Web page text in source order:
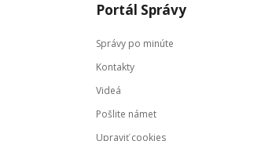
Portál Správy
Správy po minúte
Kontakty
Videá
Pošlite námet
Upraviť cookies